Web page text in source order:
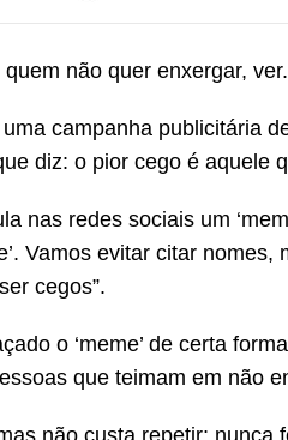
não quer enxergar, ver.
campanha publicitária
diz: o pior cego é aquele
nas redes sociais um
Vamos evitar citar
cegos”.
o ‘meme’ de certa
que teimam em não
não custa repetir; nunca